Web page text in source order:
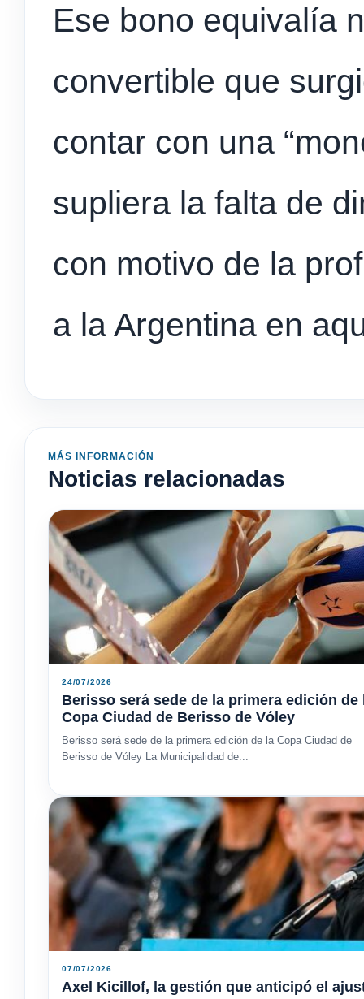
Ese bono equivalía
convertible que
contar con una
supliera la falta de
con motivo de la
a la Argentina en
MÁS INFORMACIÓN
Noticias relacionadas
24/07/2026
Berisso será sede de la primera edición de
Copa Ciudad de Berisso de Vóley
Berisso será sede de la primera edición de la Copa Ciudad de
Berisso de Vóley La Municipalidad de...
07/07/2026
Axel Kicillof, la gestión que anticipó el